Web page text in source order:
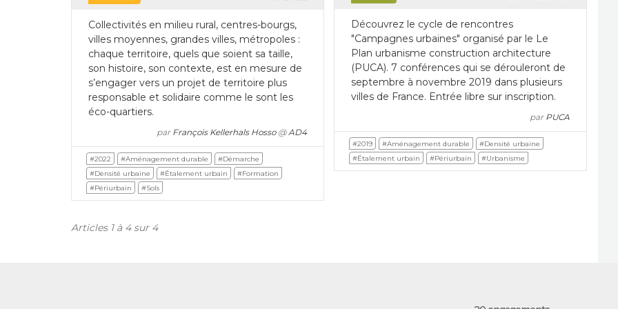
Collectivités en milieu rural, centres-bourgs,
villes moyennes, grandes villes, métropoles :
chaque territoire, quels que soient sa taille,
son histoire, son contexte, est en mesure de
s’engager vers un projet de territoire plus
responsable et solidaire comme le sont les
éco-quartiers.
parFrançois Kellerhals Hosso @AD4
#2022 #Aménagement durable
#Démarche
#Densité urbaine
#Étalement urbain
#Formation
#Périurbain
#Sols
Découvrez le cycle de rencontres
"Campagnes urbaines" organisé par le Le
Plan urbanisme construction architecture
(PUCA). 7 conférences qui se dérouleront de
septembre à novembre 2019 dans plusieurs
villes de France. Entrée libre sur inscription.
parPUCA
#2019 #Aménagement durable
#Densité urbaine
#Étalement urbain
#Périurbain #Urbanisme
Articles 1 à 4 sur 4